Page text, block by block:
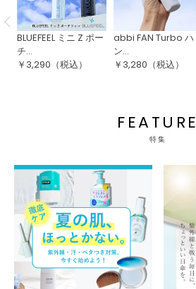
BLUEFEEL ミニ Z ポー
チ...
￥ 3,290 （税込）
abbi FAN Turbo ハ
ン...
￥ 3,280 （税込）
FEATURE
特集